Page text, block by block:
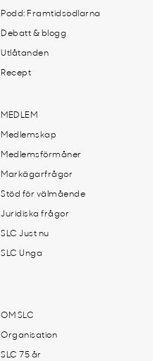
Podd: Framtidsodlarna
Debatt & blogg
Utlåtanden
Recept
MEDLEM
Medlemskap
Medlemsförmåner
Markägarfrågor
Stöd för välmående
Juridiska frågor
SLC Just nu
SLC Unga
OM SLC
Organisation
SLC 75 år